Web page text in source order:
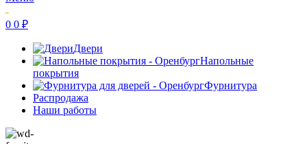
0 0 ₽
Двери
Напольные
покрытия
Фурнитура
Распродажа
Наши работы